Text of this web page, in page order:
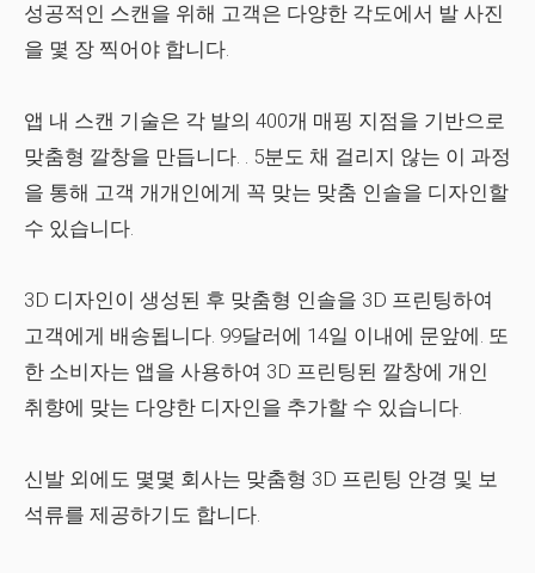
성공적인 스캔을 위해 고객은 다양한 각도에서 발 사진
을 몇 장 찍어야 합니다.
앱 내 스캔 기술은 각 발의 400개 매핑 지점을 기반으로
맞춤형 깔창을 만듭니다. . 5분도 채 걸리지 않는 이 과정
을 통해 고객 개개인에게 꼭 맞는 맞춤 인솔을 디자인할
수 있습니다.
3D 디자인이 생성된 후 맞춤형 인솔을 3D 프린팅하여
고객에게 배송됩니다. 99달러에 14일 이내에 문앞에. 또
한 소비자는 앱을 사용하여 3D 프린팅된 깔창에 개인
취향에 맞는 다양한 디자인을 추가할 수 있습니다.
신발 외에도 몇몇 회사는 맞춤형 3D 프린팅 안경 및 보
석류를 제공하기도 합니다.